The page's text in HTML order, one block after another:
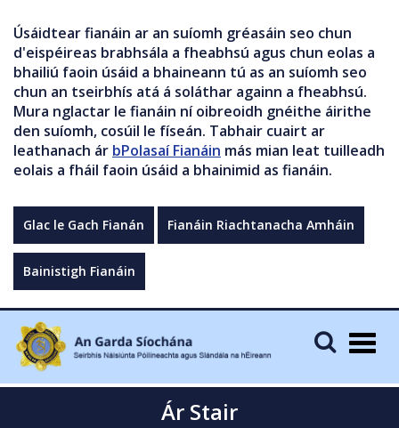
Úsáidtear fianáin ar an suíomh gréasáin seo chun
d'eispéireas brabhsála a fheabhsú agus chun eolas a
bhailiú faoin úsáid a bhaineann tú as an suíomh seo
chun an tseirbhís atá á soláthar againn a fheabhsú.
Mura nglactar le fianáin ní oibreoidh gnéithe áirithe
den suíomh, cosúil le físeán. Tabhair cuairt ar
leathanach ár bPolasaí Fianáin más mian leat tuilleadh
eolais a fháil faoin úsáid a bhainimid as fianáin.
Glac le Gach Fianán Fianáin Riachtanacha Amháin
Bainistigh Fianáin
Ár Stair